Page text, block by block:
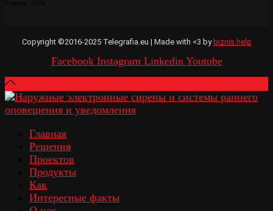
Copyright ©2016-2025 Telegrafia.eu | Made with <3 by biznis.help
Facebook Instagram Linkedin Youtube
Главная
Решения
Проектов
Продукты
Как
Интересные факты